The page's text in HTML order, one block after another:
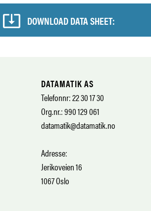
DOWNLOAD DATA SHEET:
DATAMATIK AS
Telefonnr: 22 30 17 30
Org.nr.: 990 129 061
datamatik@datamatik.no
Adresse:
Jerikoveien 16
1067 Oslo